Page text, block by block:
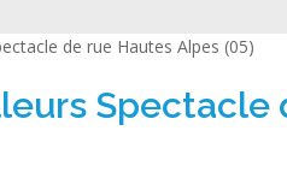
de rue Hautes Alpes (05)
Spectacle